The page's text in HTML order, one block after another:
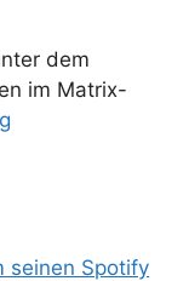
dem
im Matrix-
seinen Spotify